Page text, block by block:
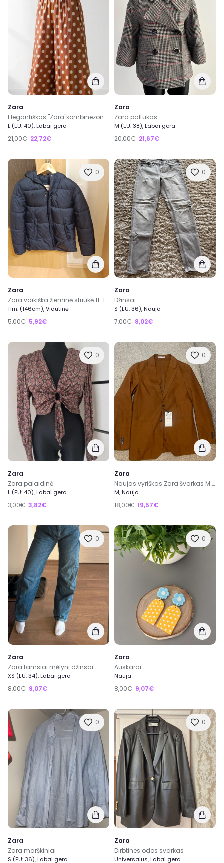
Zara
Elegantiškas "Zara"kombinezonas šokolado spalvos M-L
L (EU: 40), Labai gera
21,00€ 22,72€
Zara
Zara paltukas
M (EU: 38), Labai gera
20,00€ 21,67€
0
Zara
Zara vaikiška žieminė striukė 11-12 metų
11m. (146cm), Vidutinė
5,00€ 5,92€
0
Zara
Džinsai
S (EU: 36), Nauja
7,00€ 8,02€
0
Zara
Zara palaidinė
L (EU: 40), Labai gera
3,00€ 3,82€
0
Zara
Naujas vyriškas Zara švarkas M dydis
M, Nauja
18,00€ 19,57€
0
Zara
Zara tamsiai mėlyni džinsai
XS (EU: 34), Labai gera
8,00€ 9,07€
0
Zara
Auskarai
Nauja
8,00€ 9,07€
0
Zara
Zara marškiniai
S (EU: 36), Labai gera
0
Zara
Dirbtines odos svarkas
Universalus, Labai gera